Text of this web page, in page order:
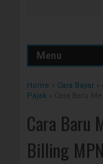
Home Cara Bayar
Pajak
Cara Baru
Billing